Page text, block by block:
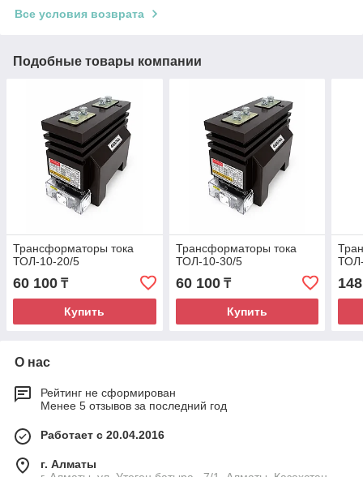
Все условия возврата
Подобные товары компании
Трансформаторы тока
ТОЛ-10-20/5
60 100 ₸
Купить
Трансформаторы тока
ТОЛ-10-30/5
60 100₸
Купить
О нас
Рейтинг не сформирован
Менее 5 отзывов за последний год
Работает с 20.04.2016
г. Алматы